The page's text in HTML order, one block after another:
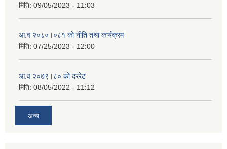
मिति: 09/05/2023 - 11:03
आ.व २०८०।०८१ काे नीति तथा कार्यक्रम
मिति: 07/25/2023 - 12:00
आ.व २०७९।८० काे दररेट
मिति: 08/05/2022 - 11:12
अन्य